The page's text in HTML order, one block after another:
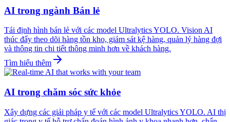
AI trong ngành Bán lẻ
Tái định hình bán lẻ với các model Ultralytics YOLO. Vision AI
thúc đẩy theo dõi hàng tồn kho, giám sát kệ hàng, quản lý hàng đợi
và thông tin chi tiết thông minh hơn về khách hàng.
Tìm hiểu thêm
AI trong chăm sóc sức khỏe
Xây dựng các giải pháp y tế với các model Ultralytics YOLO. AI thị